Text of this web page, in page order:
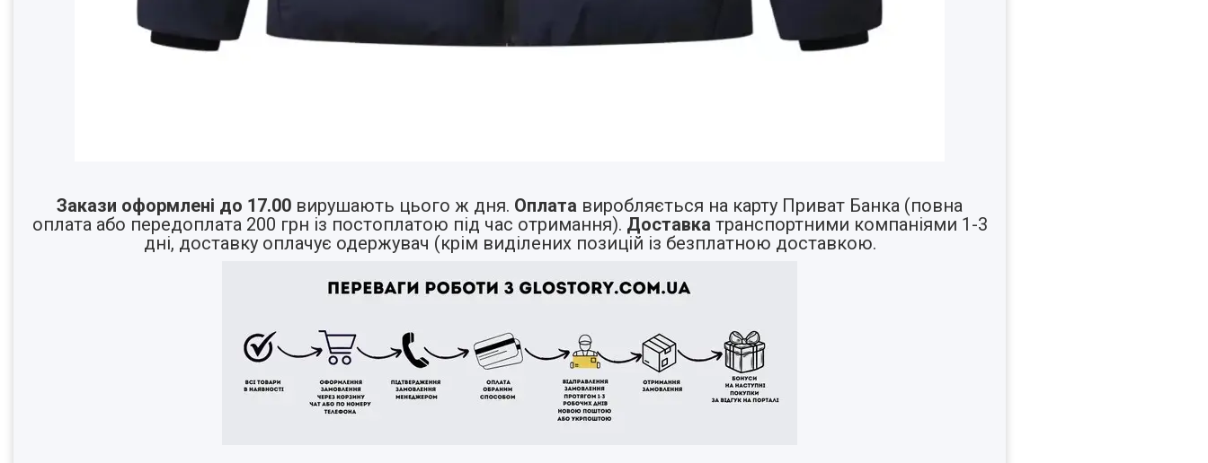
Закази оформлені до 17.00 вирушають цього ж дня. Оплата виробляється на карту Приват Банка (повна
оплата або передоплата 200 грн із постоплатою під час отримання). Доставка транспортними компаніями 1-3
дні, доставку оплачує одержувач (крім виділених позицій із безплатною доставкою.